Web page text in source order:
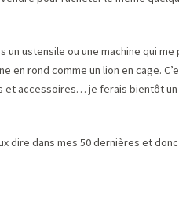
ustensile ou une machine qui
en rond comme un lion en cage.
et accessoires… je ferais bientôt
dire dans mes 50 dernières et